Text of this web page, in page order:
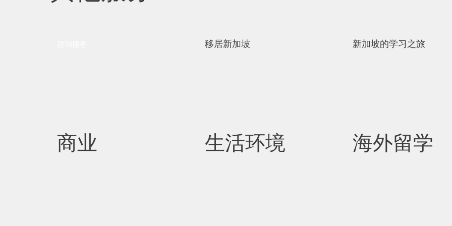
海外留学
新加坡的学习之旅
移居新加坡
生活环境
商业